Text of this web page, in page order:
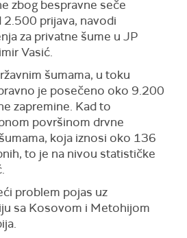
zbog bespravne seče
prijava, navodi
za privatne šume u JP
Vasić.
šumama, u toku
je posečeno oko 9.200
zapremine. Kad to
površinom drvne
koja iznosi oko 136
to je na nivou statističke
problem pojas uz
sa Kosovom i Metohijom